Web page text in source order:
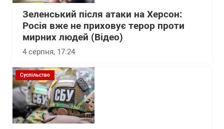
Зеленський після атаки на Херсон:
Росія вже не приховує терор проти
мирних людей (Відео)
4 серпня, 17:24
Суспільство